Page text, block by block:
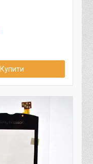
Купити